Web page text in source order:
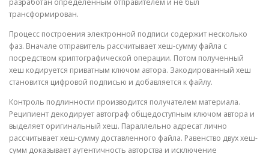
трансформирован.
Процесс построения электронной подписи содержит несколько
фаз. Вначале отправитель рассчитывает хеш-сумму файла с
посредством криптографической операции. Потом полученный
хеш кодируется приватным ключом автора. Закодированный хеш
становится цифровой подписью и добавляется к файлу.
Контроль подлинности производится получателем материала.
Реципиент декодирует автограф общедоступным ключом автора и
выделяет оригинальный хеш. Параллельно адресат лично
рассчитывает хеш-сумму доставленного файла. Равенство двух хеш-
сумм доказывает аутентичность авторства и исключение